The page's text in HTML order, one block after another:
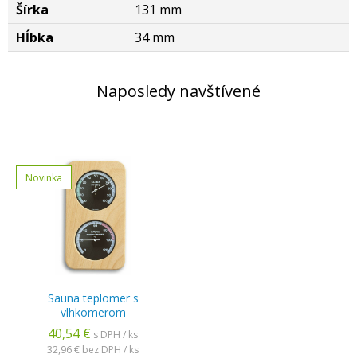
Šírka
131 mm
Hĺbka
34 mm
Naposledy navštívené
Novinka
Sauna teplomer s
vlhkomerom
40,54 € s DPH / ks
32,96 € bez DPH / ks